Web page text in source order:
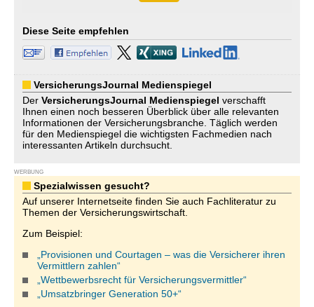
Diese Seite empfehlen
VersicherungsJournal Medienspiegel
Der VersicherungsJournal Medienspiegel verschafft
Ihnen einen noch besseren Überblick über alle relevanten
Informationen der Versicherungsbranche. Täglich werden
für den Medienspiegel die wichtigsten Fachmedien nach
interessanten Artikeln durchsucht.
WERBUNG
Spezialwissen gesucht?
Auf unserer Internetseite finden Sie auch Fachliteratur zu
Themen der Versicherungswirtschaft.
Zum Beispiel:
„Provisionen und Courtagen – was die Versicherer ihren
Vermittlern zahlen“
„Wettbewerbsrecht für Versicherungsvermittler“
„Umsatzbringer Generation 50+“